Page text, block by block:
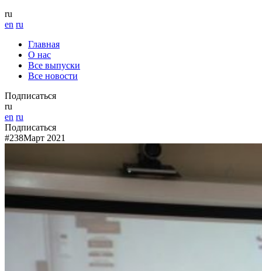
ru
en ru
Главная
О нас
Все выпуски
Все новости
Подписаться
ru
en ru
Подписаться
#238Март 2021